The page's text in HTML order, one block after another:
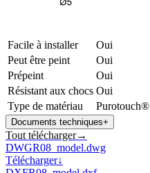
Facile à installer
Oui
Peut être peint
Oui
Prépeint
Oui
Résistant aux chocs Oui
Type de matériau
Purotouch®
Documents techniques+
Tout télécharger→
DWGR08_model.dwg
Télécharger↓